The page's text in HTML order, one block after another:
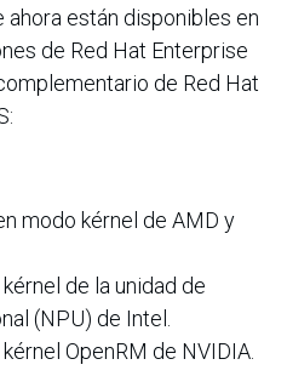
están disponibles en
de Red Hat Enterprise
de Red Hat
modo kérnel de AMD y
de la unidad de
(NPU) de Intel.
OpenRM de NVIDIA.